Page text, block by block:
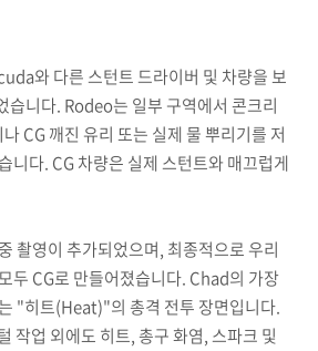
와 다른 스턴트 드라이버 및 차량을 보
습니다. Rodeo는 일부 구역에서 콘크리
CG 깨진 유리 또는 실제 물 뿌리기를 저
니다. CG 차량은 실제 스턴트와 매끄럽게
촬영이 추가되었으며, 최종적으로 우리
두 CG로 만들어졌습니다. Chad의 가장
"히트(Heat)"의 총격 전투 장면입니다.
작업 외에도 히트, 총구 화염, 스파크 및